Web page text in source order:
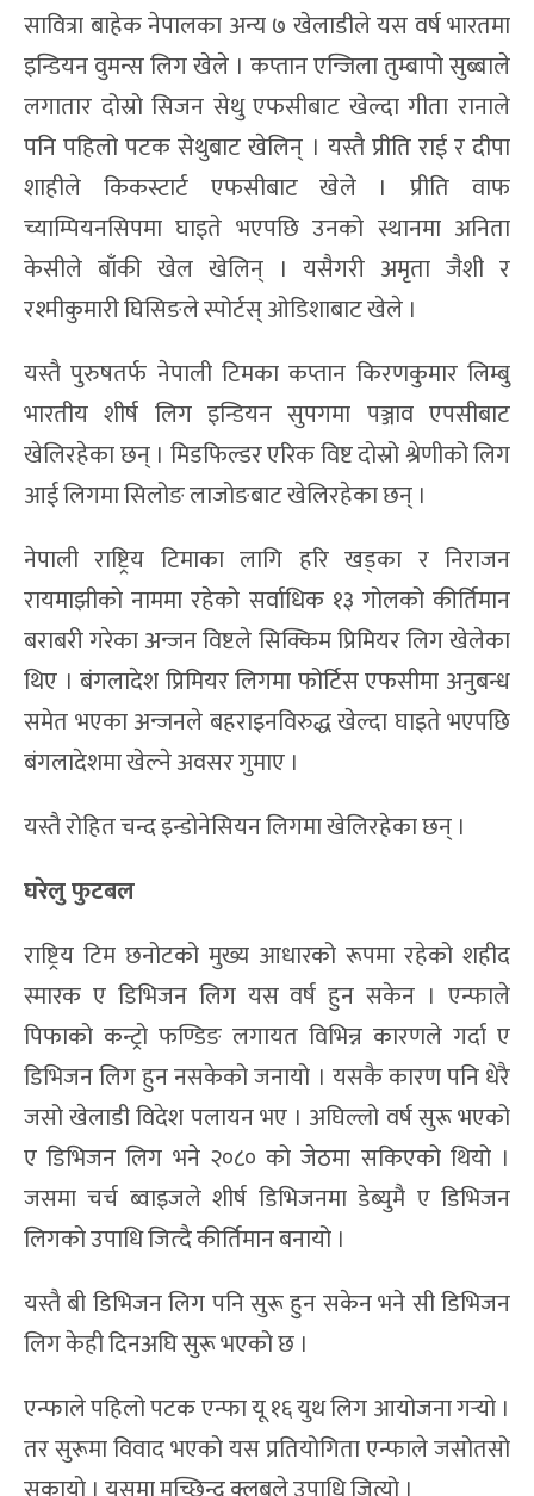
सावित्रा बाहेक नेपालका अन्य ७ खेलाडीले यस वर्ष भारतमा
इन्डियन वुमन्स लिग खेले । कप्तान एन्जिला तुम्बापो सुब्बाले
लगातार दोस्रो सिजन सेथु एफसीबाट खेल्दा गीता रानाले
पनि पहिलो पटक सेथुबाट खेलिन् । यस्तै प्रीति राई र दीपा
शाहीले किकस्टार्ट एफसीबाट खेले । प्रीति वाफ
च्याम्पियनसिपमा घाइते भएपछि उनको स्थानमा अनिता
केसीले बाँकी खेल खेलिन् । यसैगरी अमृता जैशी र
रश्मीकुमारी घिसिङले स्पोर्टस् ओडिशाबाट खेले ।
यस्तै पुरुषतर्फ नेपाली टिमका कप्तान किरणकुमार लिम्बु
भारतीय शीर्ष लिग इन्डियन सुपगमा पञ्जाव एपसीबाट
खेलिरहेका छन् । मिडफिल्डर एरिक विष्ट दोस्रो श्रेणीको लिग
आई लिगमा सिलोङ लाजोङबाट खेलिरहेका छन् ।
नेपाली राष्ट्रिय टिमाका लागि हरि खड्का र निराजन
रायमाझीको नाममा रहेको सर्वाधिक १३ गोलको कीर्तिमान
बराबरी गरेका अन्जन विष्टले सिक्किम प्रिमियर लिग खेलेका
थिए । बंगलादेश प्रिमियर लिगमा फोर्टिस एफसीमा अनुबन्ध
समेत भएका अन्जनले बहराइनविरुद्ध खेल्दा घाइते भएपछि
बंगलादेशमा खेल्ने अवसर गुमाए ।
यस्तै रोहित चन्द इन्डोनेसियन लिगमा खेलिरहेका छन् ।
घरेलु फुटबल
राष्ट्रिय टिम छनोटको मुख्य आधारको रूपमा रहेको शहीद
स्मारक ए डिभिजन लिग यस वर्ष हुन सकेन । एन्फाले
पिफाको कन्ट्रो फण्डिङ लगायत विभिन्न कारणले गर्दा ए
डिभिजन लिग हुन नसकेको जनायो । यसकै कारण पनि धेरै
जसो खेलाडी विदेश पलायन भए । अघिल्लो वर्ष सुरू भएको
ए डिभिजन लिग भने २०८० को जेठमा सकिएको थियो ।
जसमा चर्च ब्वाइजले शीर्ष डिभिजनमा डेब्युमै ए डिभिजन
लिगको उपाधि जित्दै कीर्तिमान बनायो ।
यस्तै बी डिभिजन लिग पनि सुरू हुन सकेन भने सी डिभिजन
लिग केही दिनअघि सुरू भएको छ ।
एन्फाले पहिलो पटक एन्फा यू १६ युथ लिग आयोजना गर्‍यो ।
तर सुरूमा विवाद भएको यस प्रतियोगिता एन्फाले जसोतसो